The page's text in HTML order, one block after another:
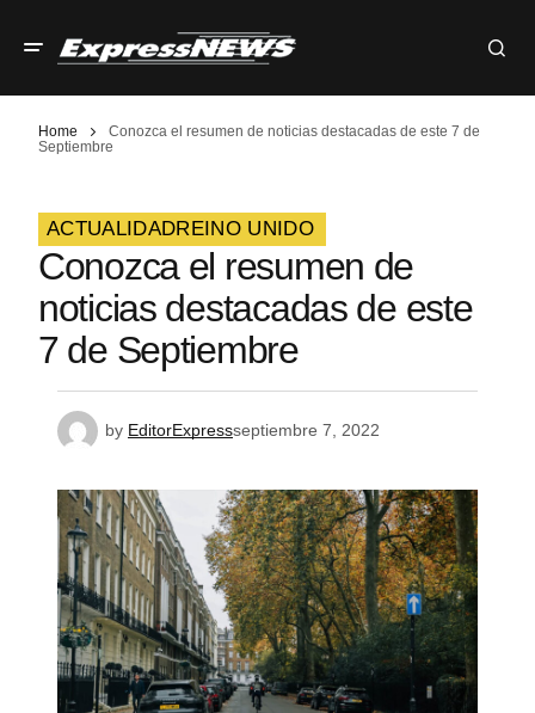
Home
Conozca el resumen de noticias destacadas de este 7 de
Septiembre
ACTUALIDADREINO UNIDO
Conozca el resumen de
noticias destacadas de este
7 de Septiembre
by EditorExpressseptiembre 7, 2022